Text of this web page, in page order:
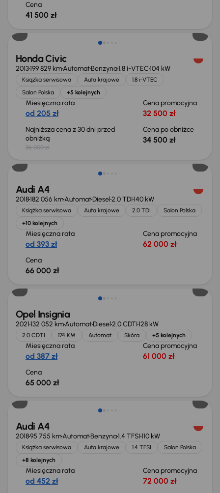
Cena
41 500 zł
Taniej o 1 500 zł
Honda Civic
2013199 829 kmAutomatBenzyna1.8 i-VTEC104 kW
Książka serwisowa Auta krajowe
1.8 i-VTEC
Salon Polska
+5 kolejnych
Miesięczna rata
od 205 zł
Cena promocyjna
32 500 zł
Najniższa cena z 30 dni przed
obniżką
36 000 zł
Cena po obniżce
34 500 zł
Audi A4
2018182 056 kmAutomatDiesel2.0 TDI140 kW
Książka serwisowa Auta krajowe 2.0 TDI
Salon Polska
+10 kolejnych
Miesięczna rata
od 393 zł
Cena promocyjna
62 000 zł
Cena
66 000 zł
Opel Insignia
2021132 052 kmAutomatDiesel2.0 CDTI128 kW
2.0 CDTI 174 KM Automat Skóra +5 kolejnych
Miesięczna rata
od 387 zł
Cena promocyjna
61 000 zł
Cena
65 000 zł
Świeżo skupione
Audi A4
201895 755 kmAutomatBenzyna1.4 TFSI110 kW
Książka serwisowa Auta krajowe 1.4 TFSI
Salon Polska
+8 kolejnych
Miesięczna rata
od 452 zł
Cena promocyjna
72 000 zł